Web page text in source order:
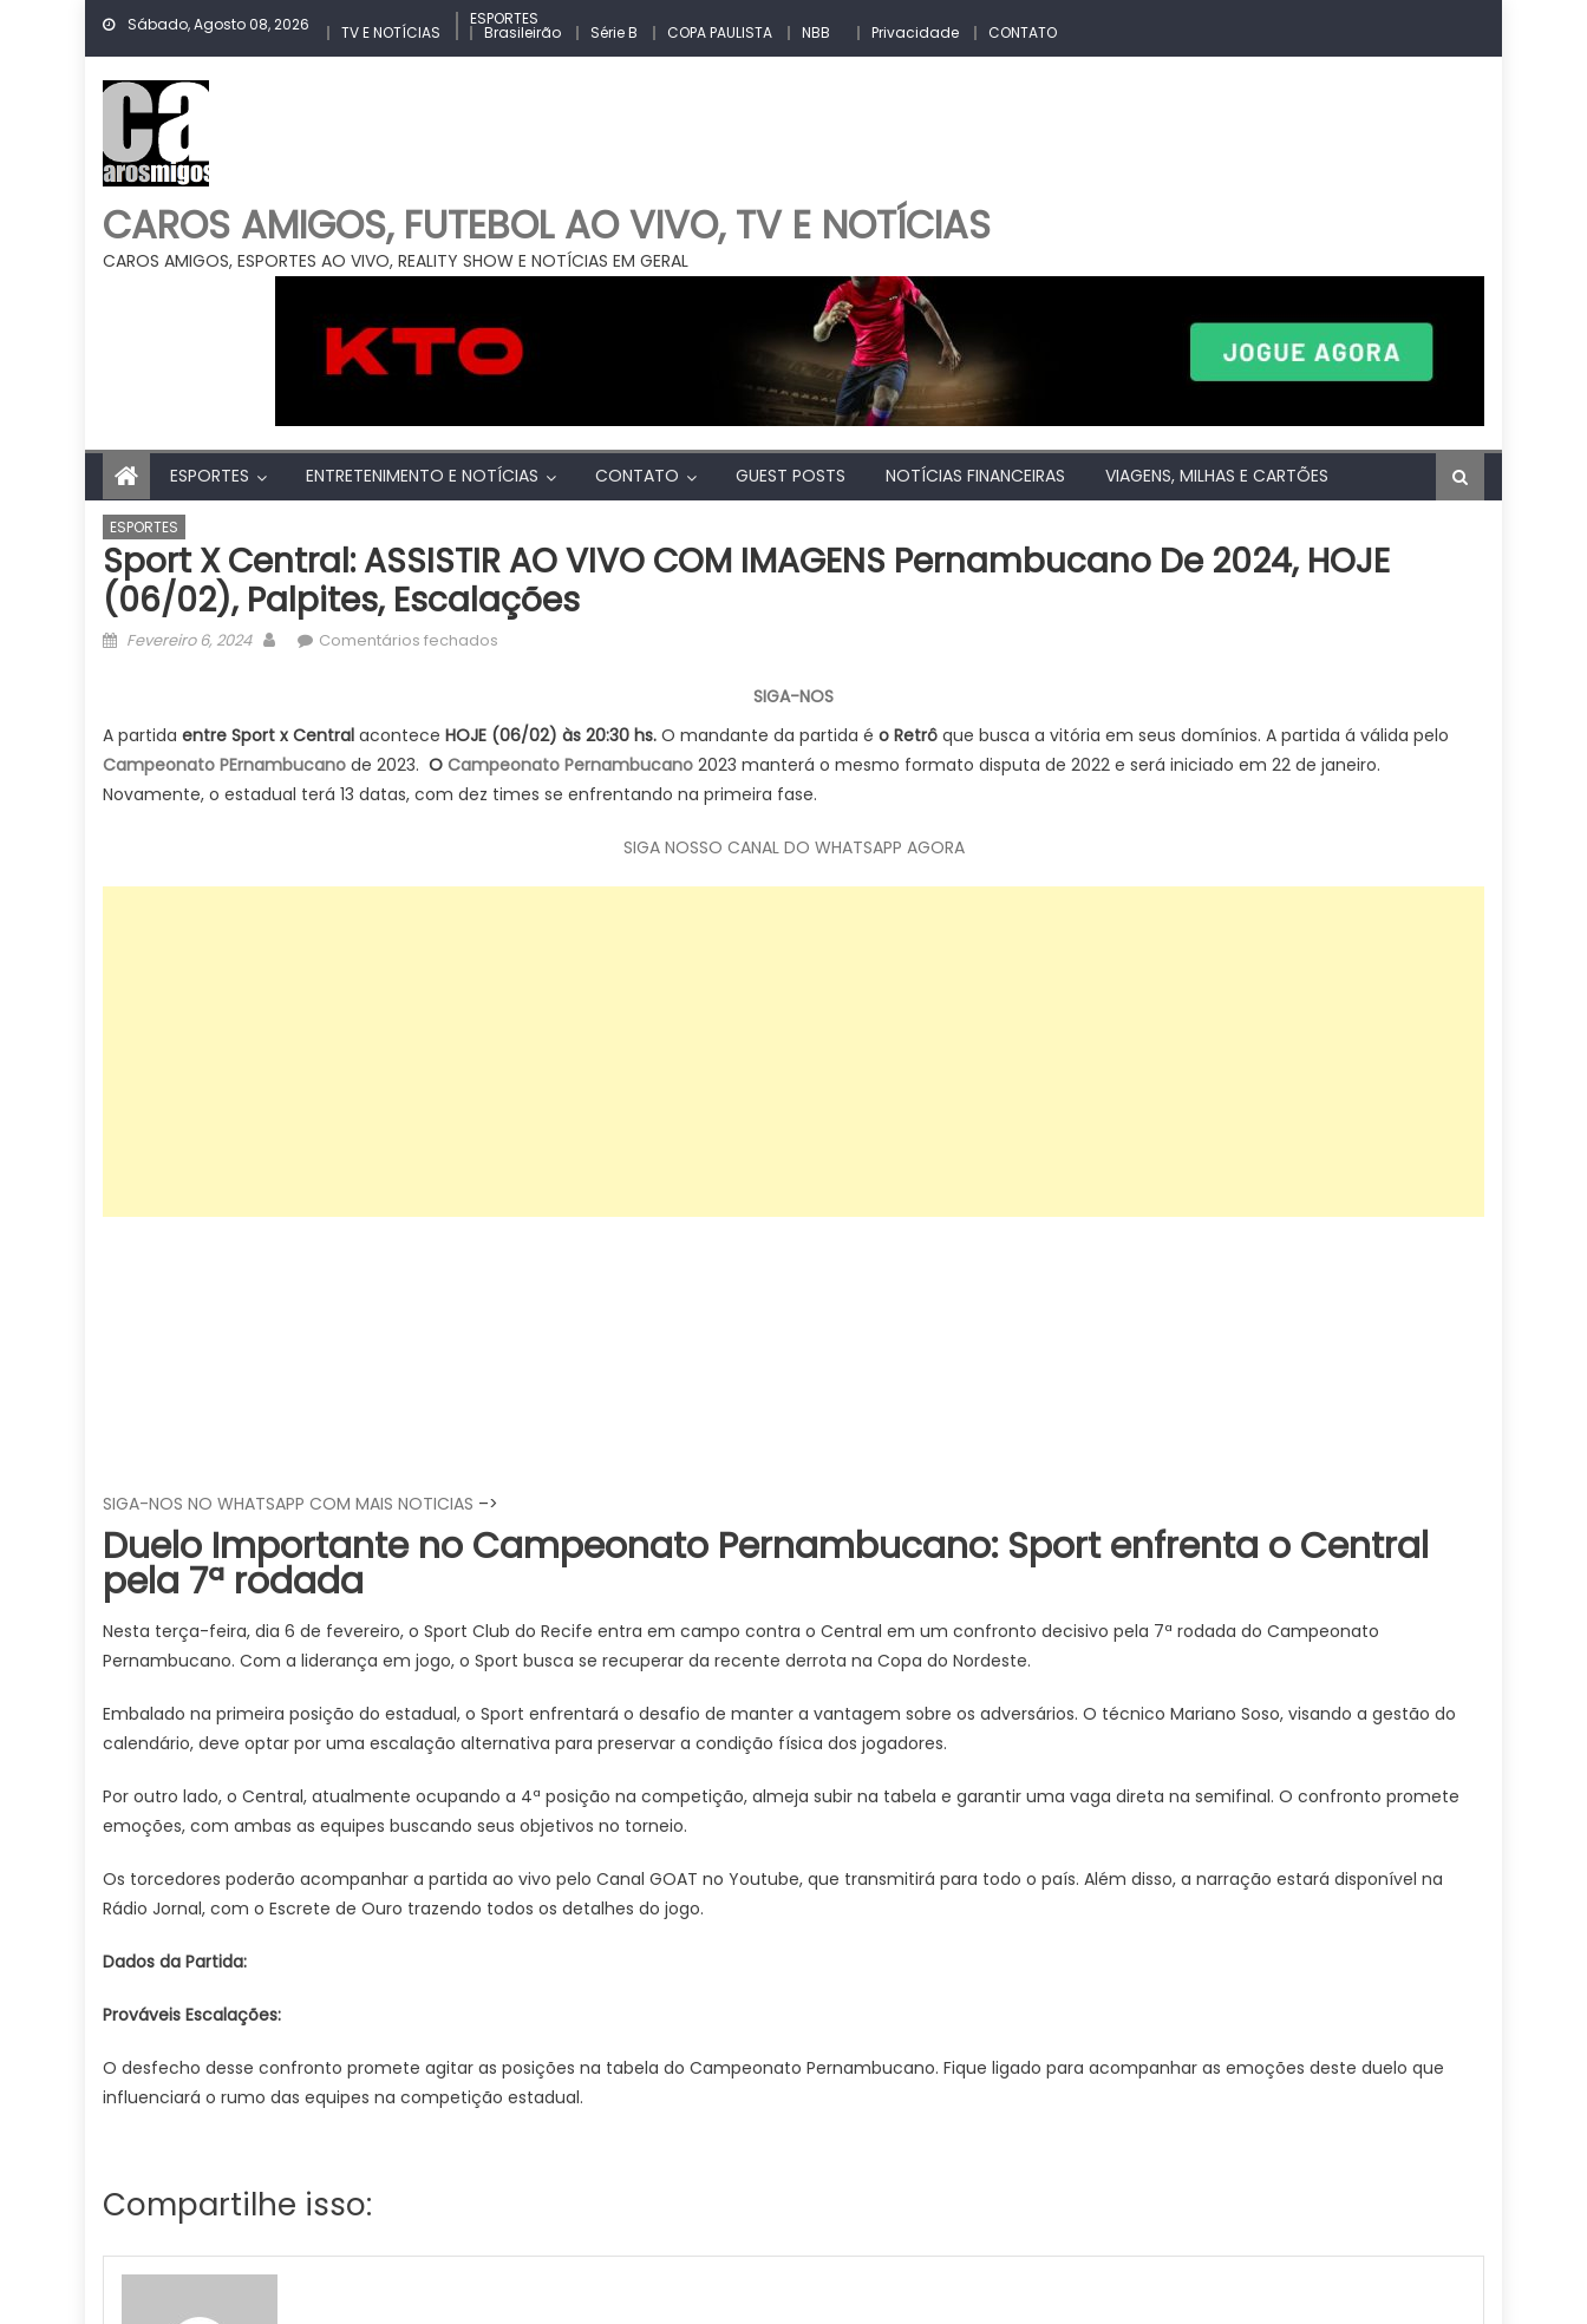
Skip
Sábado, Agosto 08, 2026 TV E NOTÍCIAS
ESPORTES
Brasileirão Série B COPA PAULISTA NBB Privacidade CONTATO
CAROS AMIGOS, FUTEBOL AO VIVO, TV E NOTÍCIAS
CAROS AMIGOS, ESPORTES AO VIVO, REALITY SHOW E NOTÍCIAS EM GERAL
ESPORTES ENTRETENIMENTO E NOTÍCIAS CONTATO GUEST POSTS NOTÍCIAS FINANCEIRAS VIAGENS, MILHAS E CARTÕES
ESPORTES
Sport X Central: ASSISTIR AO VIVO COM IMAGENS Pernambucano De 2024, HOJE
(06/02), Palpites, Escalações
Posted
Fevereiro 6, 2024 AuthorComentários fechados
Central:
ASSISTIR
AO
VIVO
Pernambucano
SIGA-NOS
A partida entre Sport x Central acontece HOJE (06/02) às 20:30 hs. O mandante da partida é o Retrô que busca a vitória em seus domínios. A partida á válida pelo
Campeonato PErnambucano de 2023. O Campeonato Pernambucano 2023 manterá o mesmo formato disputa de 2022 e será iniciado em 22 de janeiro.
Novamente, o estadual terá 13 datas, com dez times se enfrentando na primeira fase.
SIGA NOSSO CANAL DO WHATSAPP AGORA
SIGA-NOS NO WHATSAPP COM MAIS NOTICIAS –>
Duelo Importante no Campeonato Pernambucano: Sport enfrenta o Central
pela 7ª rodada
Nesta terça-feira, dia 6 de fevereiro, o Sport Club do Recife entra em campo contra o Central em um confronto decisivo pela 7ª rodada do Campeonato
Pernambucano. Com a liderança em jogo, o Sport busca se recuperar da recente derrota na Copa do Nordeste.
Embalado na primeira posição do estadual, o Sport enfrentará o desafio de manter a vantagem sobre os adversários. O técnico Mariano Soso, visando a gestão do
calendário, deve optar por uma escalação alternativa para preservar a condição física dos jogadores.
Por outro lado, o Central, atualmente ocupando a 4ª posição na competição, almeja subir na tabela e garantir uma vaga direta na semifinal. O confronto promete
emoções, com ambas as equipes buscando seus objetivos no torneio.
Os torcedores poderão acompanhar a partida ao vivo pelo Canal GOAT no Youtube, que transmitirá para todo o país. Além disso, a narração estará disponível na
Rádio Jornal, com o Escrete de Ouro trazendo todos os detalhes do jogo.
Dados da Partida:
Prováveis Escalações:
O desfecho desse confronto promete agitar as posições na tabela do Campeonato Pernambucano. Fique ligado para acompanhar as emoções deste duelo que
influenciará o rumo das equipes na competição estadual.
Compartilhe isso: